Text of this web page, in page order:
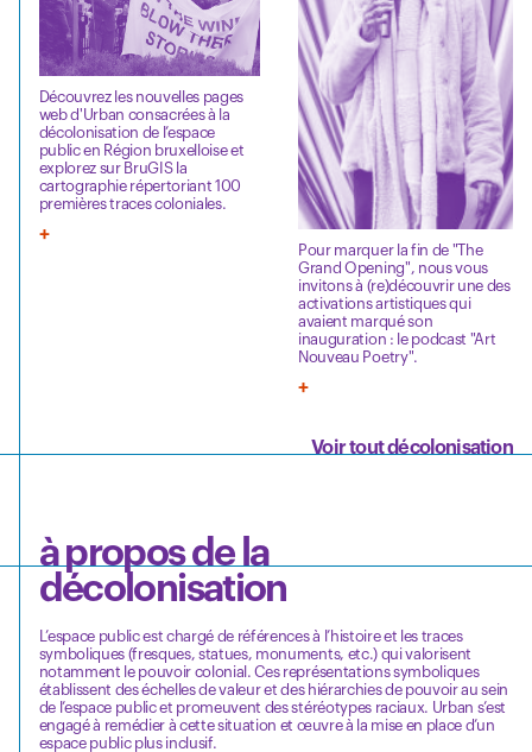
Découvrez les nouvelles pages
web d'Urban consacrées à la
décolonisation de l’espace
public en Région bruxelloise et
explorez sur BruGIS la
cartographie répertoriant 100
premières traces coloniales.
Pour marquer la fin de "The
Grand Opening", nous vous
invitons à (re)découvrir une des
activations artistiques qui
avaient marqué son
inauguration : le podcast "Art
Nouveau Poetry".
Voir tout décolonisation
à propos de la
décolonisation
L’espace public est chargé de références à l’histoire et les traces
symboliques (fresques, statues, monuments, etc.) qui valorisent
notamment le pouvoir colonial. Ces représentations symboliques
établissent des échelles de valeur et des hiérarchies de pouvoir au sein
de l’espace public et promeuvent des stéréotypes raciaux. Urban s’est
engagé à remédier à cette situation et œuvre à la mise en place d’un
espace public plus inclusif.